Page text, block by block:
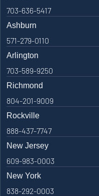
703-636-5417
Ashburn
571-279-0110
Arlington
703-589-9250
Richmond
804-201-9009
Rockville
888-437-7747
New Jersey
609-983-0003
New York
838-292-0003